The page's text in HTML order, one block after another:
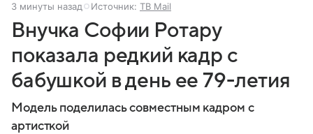
3 минуты назад Источник: ТВ Mail
Внучка Софии Ротару
показала редкий кадр с
бабушкой в день ее 79-летия
Модель поделилась совместным кадром с
артисткой